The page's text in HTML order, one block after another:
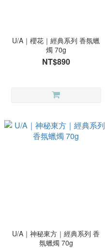
U/A｜櫻花｜經典系列 香氛蠟
燭 70g
NT$890
U/A｜神秘東方｜經典系列 香
氛蠟燭 70g